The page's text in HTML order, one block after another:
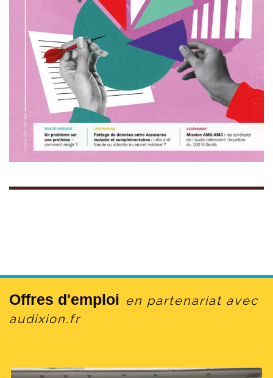
Offres d'emploi en partenariat avec
audixion.fr